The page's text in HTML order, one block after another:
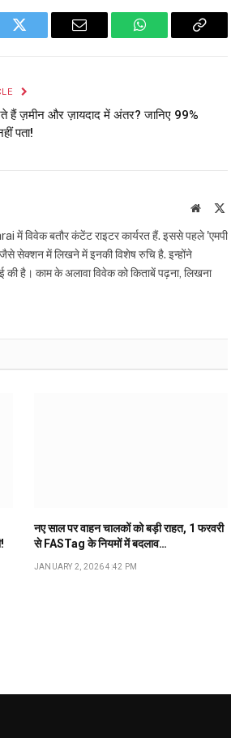
Twitter Email WhatsAppCopy
हैं ज़मीन और ज़ायदाद में अंतर? जानिए 99%
पता!
Website
में विवेक बतौर कंटेंट राइटर कार्यरत हैं. इससे पहले 'एमपी
सेक्शन में लिखने में इनकी विशेष रुचि है. इन्होंने
की है। काम के अलावा विवेक को किताबें पढ़ना, लिखना
नए साल पर वाहन चालकों को बड़ी राहत, 1 फरवरी
से FASTag के नियमों में बदलाव…
JANUARY 2, 2026 4:42 PM